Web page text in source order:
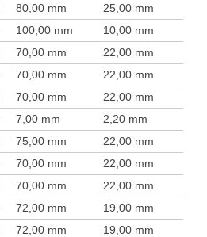
80,00 mm 25,00 mm
100,00 mm 10,00 mm
70,00 mm 22,00 mm
70,00 mm 22,00 mm
70,00 mm 22,00 mm
7,00 mm 2,20 mm
75,00 mm 22,00 mm
70,00 mm 22,00 mm
70,00 mm 22,00 mm
72,00 mm 19,00 mm
72,00 mm 19,00 mm